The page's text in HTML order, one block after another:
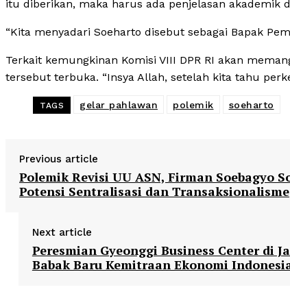
itu diberikan, maka harus ada penjelasan akademik
“Kita menyadari Soeharto disebut sebagai Bapak
Terkait kemungkinan Komisi VIII DPR RI akan
tersebut terbuka. “Insya Allah, setelah kita tahu
TAGS gelar pahlawan polemik soeharto
Previous article
Polemik Revisi UU ASN, Firman Soebagyo
Potensi Sentralisasi dan Transaksionalisme
Next article
Peresmian Gyeonggi Business Center di
Babak Baru Kemitraan Ekonomi